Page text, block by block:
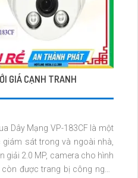
GIÁ CẠNH TRANH
Dây Mạng VP-183CF là một
sát trong và ngoài nhà,